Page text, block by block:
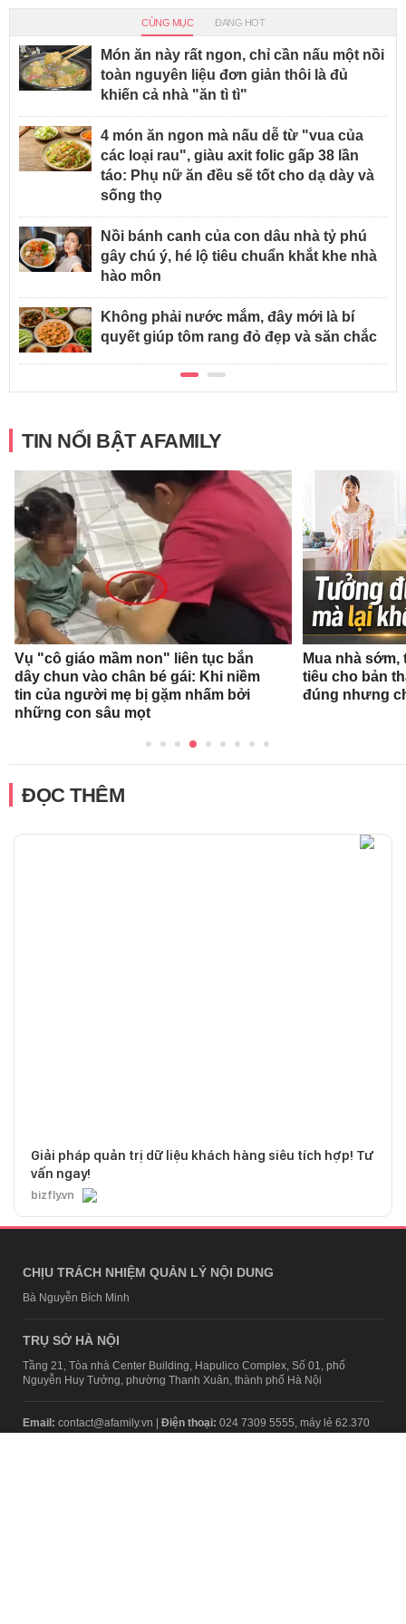
CÙNG MỤC ĐANG HOT
Món ăn này rất ngon, chỉ cần nấu một nồi
toàn nguyên liệu đơn giản thôi là đủ
khiến cả nhà "ăn tì tì"
4 món ăn ngon mà nấu dễ từ "vua của
các loại rau", giàu axit folic gấp 38 lần
táo: Phụ nữ ăn đều sẽ tốt cho dạ dày và
sống thọ
Nồi bánh canh của con dâu nhà tỷ phú
gây chú ý, hé lộ tiêu chuẩn khắt khe nhà
hào môn
Không phải nước mắm, đây mới là bí
quyết giúp tôm rang đỏ đẹp và săn chắc
TIN NỔI BẬT AFAMILY
Vụ "cô giáo mầm non" liên tục bắn
dây chun vào chân bé gái: Khi niềm
tin của người mẹ bị gặm nhấm bởi
những con sâu mọt
Mua nhà
tiêu cho bản
đúng nhưng
ĐỌC THÊM
Giải pháp quản trị dữ liệu khách hàng siêu tích hợp! Tư
vấn ngay!
bizfly.vn
CHỊU TRÁCH NHIỆM QUẢN LÝ NỘI DUNG
Bà Nguyễn Bích Minh
TRỤ SỞ HÀ NỘI
Tầng 21, Tòa nhà Center Building, Hapulico Complex, Số 01, phố
Nguyễn Huy Tưởng, phường Thanh Xuân, thành phố Hà Nội
Email: contact@afamily.vn | Điện thoại: 024 7309 5555, máy lẻ 62.370